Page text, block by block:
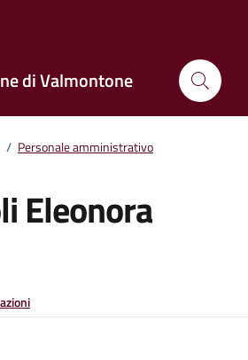
di Valmontone
/ Personale amministrativo
Eleonora
persona